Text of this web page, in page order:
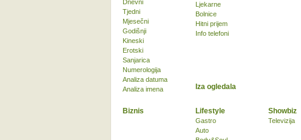
Ljekarne
Bolnice
Hitni prijem
Info telefoni
Biznis Lifestyle
Gastro
Auto
Showbiz
Televizija
Dnevni
Tjedni
Mjesečni
Godišnji
Kineski
Erotski
Sanjarica
Numerologija
Analiza datuma
Analiza imena
Iza ogledala